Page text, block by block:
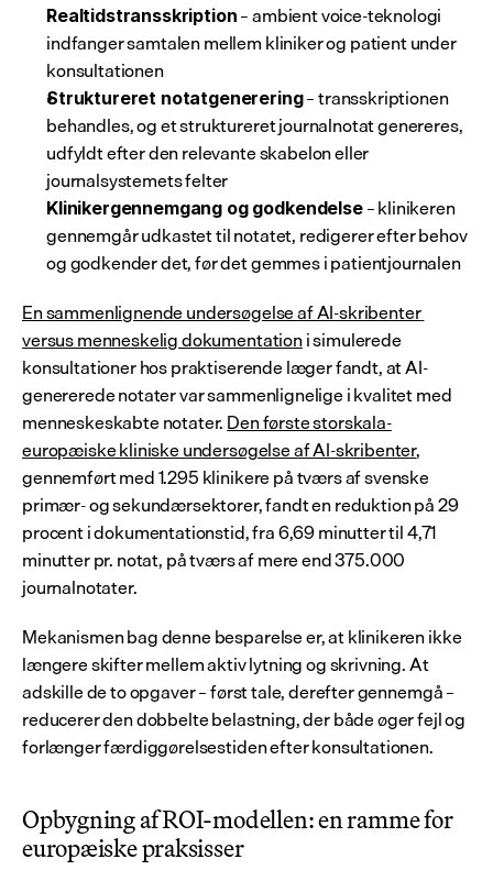
Realtidstransskription – ambient voice-teknologi
indfanger samtalen mellem kliniker og patient under
konsultationen
Struktureret notatgenerering – transskriptionen
behandles, og et struktureret journalnotat genereres,
udfyldt efter den relevante skabelon eller
journalsystemets felter
Klinikergennemgang og godkendelse – klinikeren
gennemgår udkastet til notatet, redigerer efter behov
og godkender det, før det gemmes i patientjournalen
En sammenlignende undersøgelse af AI-skribenter
versus menneskelig dokumentation i simulerede
konsultationer hos praktiserende læger fandt, at AI-
genererede notater var sammenlignelige i kvalitet med
menneskeskabte notater. Den første storskala-
europæiske kliniske undersøgelse af AI-skribenter,
gennemført med 1.295 klinikere på tværs af svenske
primær- og sekundærsektorer, fandt en reduktion på 29
procent i dokumentationstid, fra 6,69 minutter til 4,71
minutter pr. notat, på tværs af mere end 375.000
journalnotater.
Mekanismen bag denne besparelse er, at klinikeren ikke
længere skifter mellem aktiv lytning og skrivning. At
adskille de to opgaver – først tale, derefter gennemgå –
reducerer den dobbelte belastning, der både øger fejl og
forlænger færdiggørelsestiden efter konsultationen.
Opbygning af ROI-modellen: en ramme for
europæiske praksisser